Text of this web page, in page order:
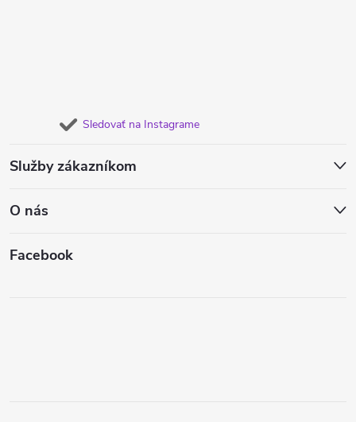
Sledovať na Instagrame
Služby zákazníkom
O nás
Facebook